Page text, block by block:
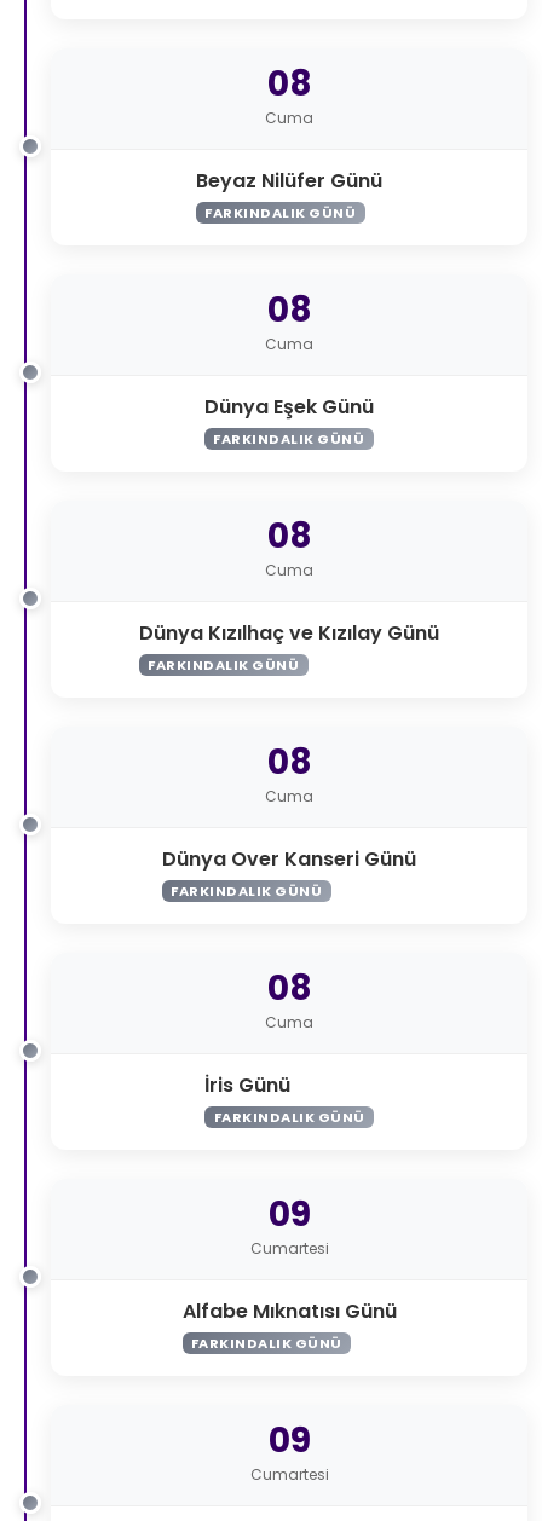
08
Cuma
Beyaz Nilüfer Günü
FARKINDALIK GÜNÜ
08
Cuma
Dünya Eşek Günü
FARKINDALIK GÜNÜ
08
Cuma
Dünya Kızılhaç ve Kızılay Günü
FARKINDALIK GÜNÜ
08
Cuma
Dünya Over Kanseri Günü
FARKINDALIK GÜNÜ
08
Cuma
İris Günü
FARKINDALIK GÜNÜ
09
Cumartesi
Alfabe Mıknatısı Günü
FARKINDALIK GÜNÜ
09
Cumartesi